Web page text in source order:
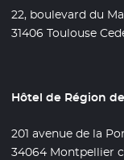
22, boulevard du
31406 Toulouse
Hôtel de Région
201 avenue de la
34064 Montpellier